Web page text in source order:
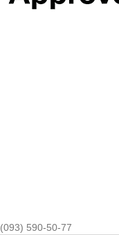
(093) 590-50-77